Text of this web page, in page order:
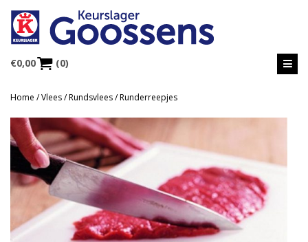
€0,00 (0)
Home /Vlees/Rundsvlees/ Runderreepjes